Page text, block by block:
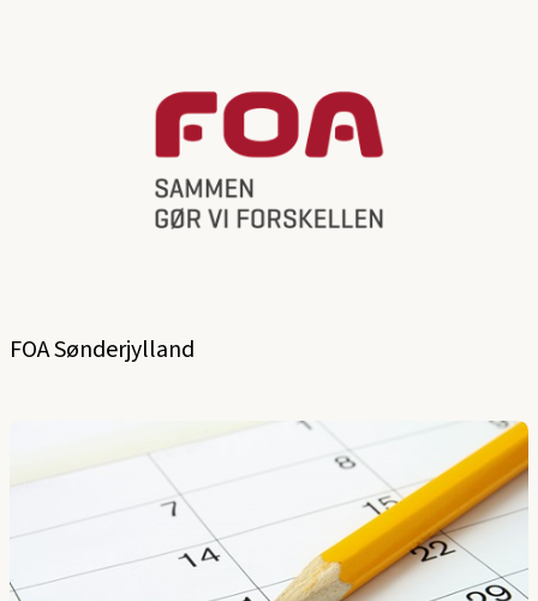
FOA Sønderjylland